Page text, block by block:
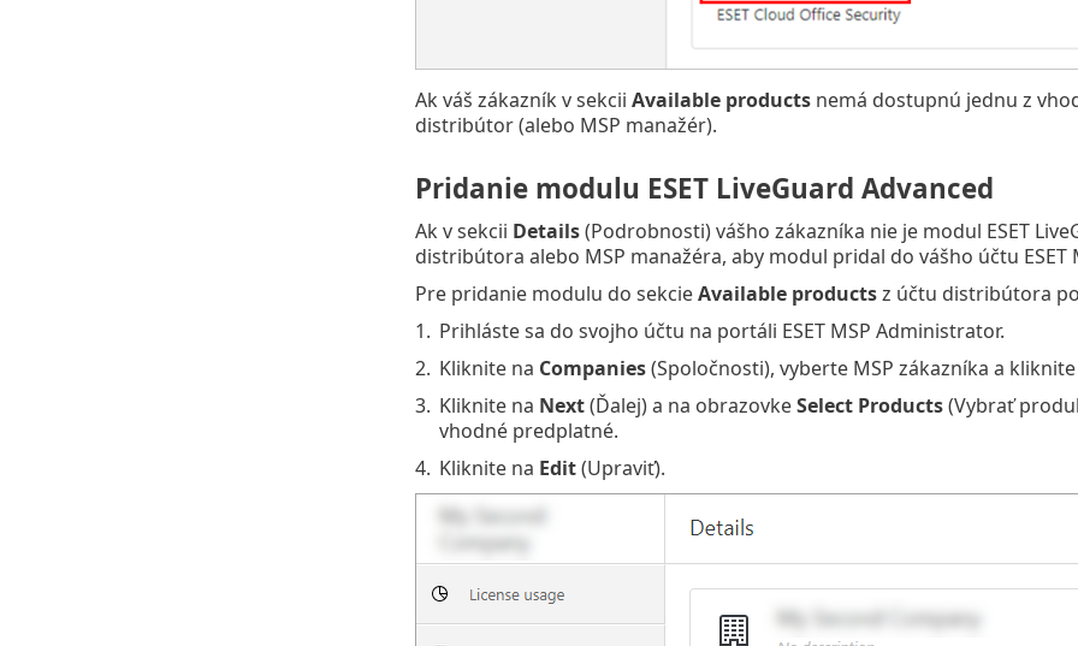
Ak váš zákazník v sekcii Available productsnemá dostupnú jednu z
distribútor (alebo MSP manažér).
Pridanie modulu ESET LiveGuard Advanced
Ak v sekcii Details(Podrobnosti) vášho zákazníka nie je modul ESET
distribútora alebo MSP manažéra, aby modul pridal do vášho účtu ESET
Pre pridanie modulu do sekcieAvailable productsz účtu distribútora
1. Prihláste sa do svojho účtu na portáli ESET MSP Administrator.
2. Kliknite na Companies(Spoločnosti), vyberte MSP zákazníka a
3. Kliknite na Next(Ďalej) a na obrazovkeSelect Products(Vybrať
vhodné predplatné.
4. Kliknite na Edit(Upraviť).